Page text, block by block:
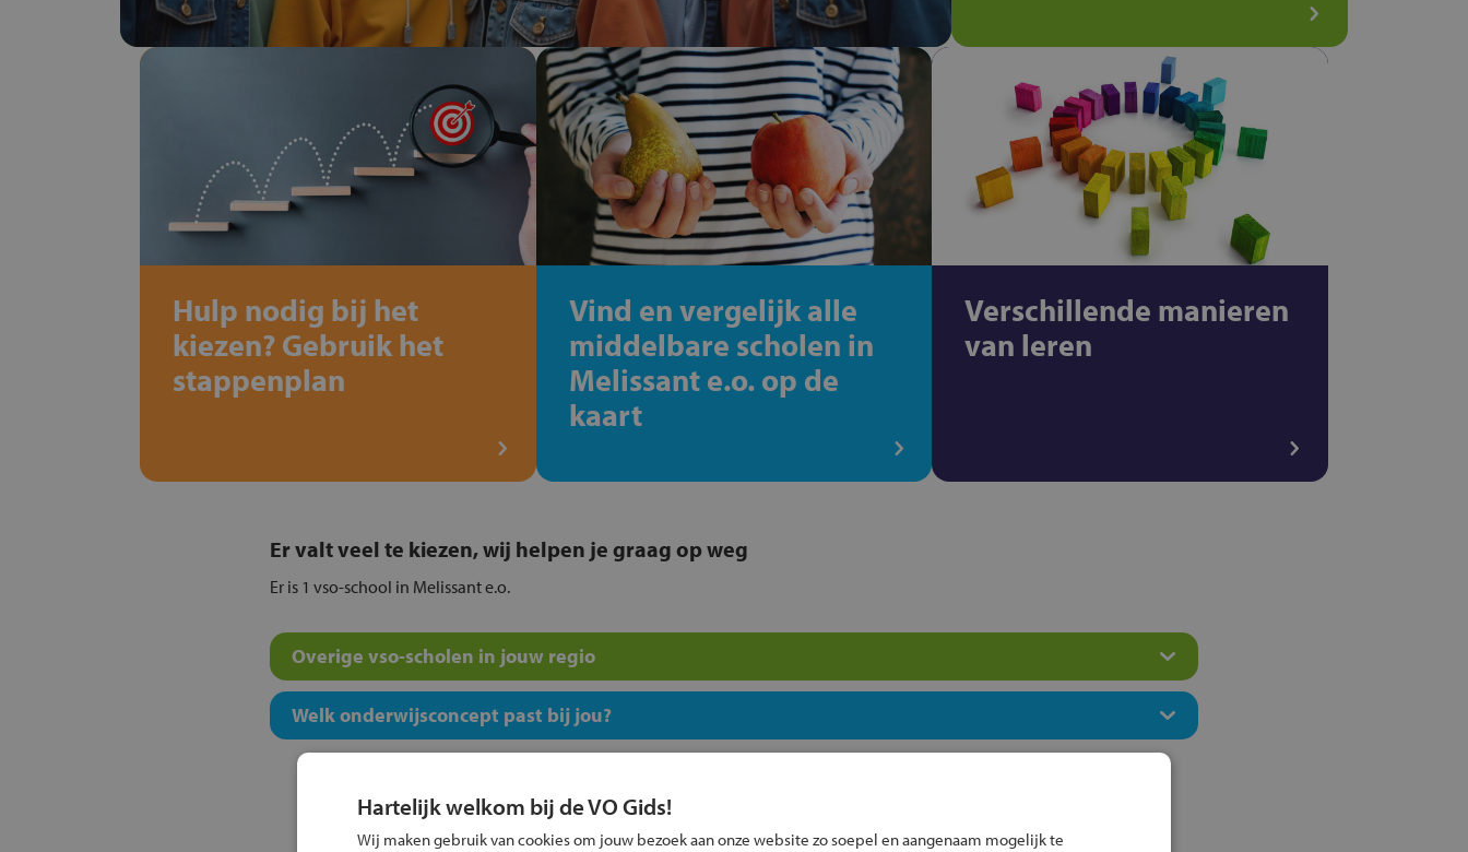
Hulp nodig bij het
kiezen? Gebruik het
stappenplan
Vind en vergelijk alle
middelbare scholen in
Melissant e.o. op de
kaart
Verschillende manieren
van leren
Er valt veel te kiezen, wij helpen je graag op weg
Er is 1 vso-school in Melissant e.o.
Overige vso-scholen in jouw regio
Welk onderwijsconcept past bij jou?
Hartelijk welkom bij de VO Gids!
Wij maken gebruik van cookies om jouw bezoek aan onze website zo soepel en aangenaam mogelijk te